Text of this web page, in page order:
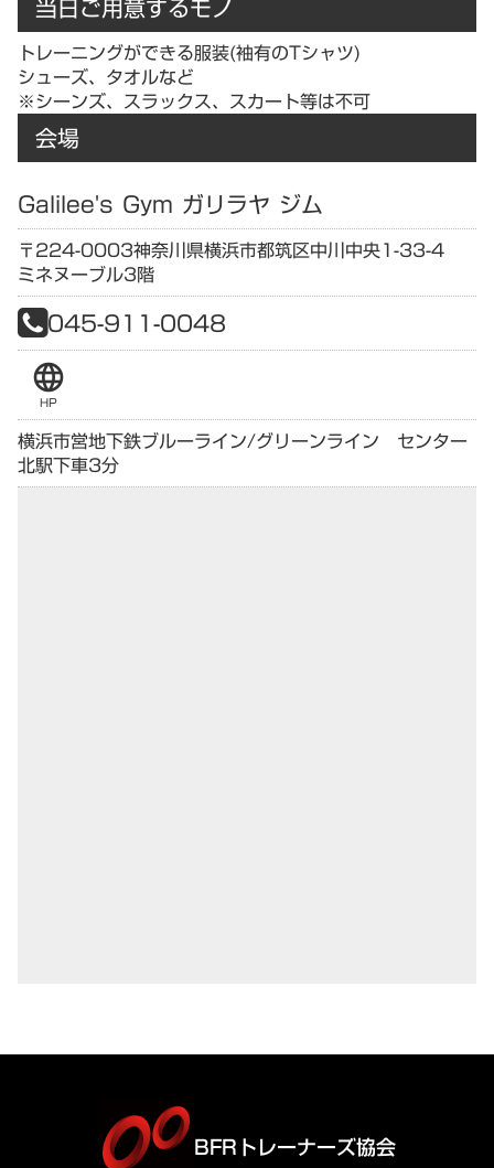
トレーニングができる服装(袖有のTシャツ)
シューズ、タオルなど
※シーンズ、スラックス、スカート等は不可
会場
Galilee's Gym ガリラヤ ジム
〒224-0003神奈川県横浜市都筑区中川中央1-33-4
ミネヌーブル3階
045-911-0048
language
HP
横浜市営地下鉄ブルーライン/グリーンライン センター
北駅下車3分
BFRトレーナーズ協会